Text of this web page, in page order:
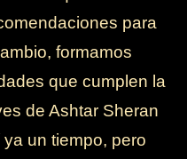
para
formamos
que cumplen la
de Ashtar Sheran
un tiempo, pero